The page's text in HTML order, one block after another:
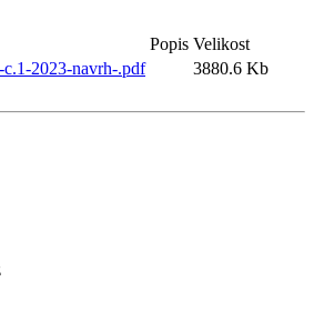
Popis Velikost
c.1-2023-navrh-.pdf
3880.6 Kb